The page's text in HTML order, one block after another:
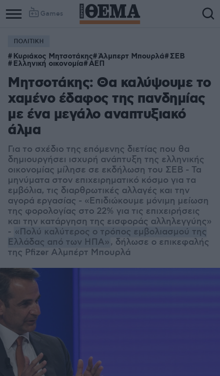
Games
ΠΟΛΙΤΙΚΗ
Κυριάκος Μητσοτάκης Άλμπερτ Μπουρλά ΣΕΒ
Ελληνική οικονομία ΑΕΠ
Μητσοτάκης: Θα καλύψουμε το
χαμένο έδαφος της πανδημίας
με ένα μεγάλο αναπτυξιακό
άλμα
Για το σχέδιο της επόμενης διετίας που θα
δημιουργήσει ισχυρή ανάπτυξη της ελληνικής
οικονομίας μίλησε σε εκδήλωση του ΣΕΒ - Τα
μηνύματα στον επιχειρηματικό κόσμο για τα
εμβόλια, τις διαρθρωτικές αλλαγές και την
αγορά εργασίας - «Επιδιώκουμε μόνιμη μείωση
της φορολογίας στο 22% για τις επιχειρήσεις
και την κατάργηση της εισφοράς αλληλεγγύης»
- «Πολύ καλύτερος ο τρόπος εμβολιασμού της
Ελλάδας από των ΗΠΑ», δήλωσε ο επικεφαλής
της Pfizer Αλμπέρτ Μπουρλά